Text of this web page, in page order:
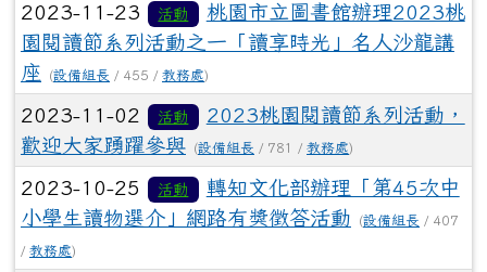
2023-11-23 活動
桃園市立圖書館辦理2023桃
園閱讀節系列活動之一「讀享時光」名人沙龍講
座
(設備組長 / 455 / 教務處)
2023-11-02 活動
2023桃園閱讀節系列活動，
歡迎大家踴躍參與
(設備組長 / 781 / 教務處)
2023-10-25 活動
轉知文化部辦理「第45次中
小學生讀物選介」網路有獎徵答活動
(設備組長 / 407
/ 教務處)